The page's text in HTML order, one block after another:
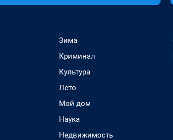
Зима
Криминал
Культура
Лето
Мой дом
Наука
Недвижимость